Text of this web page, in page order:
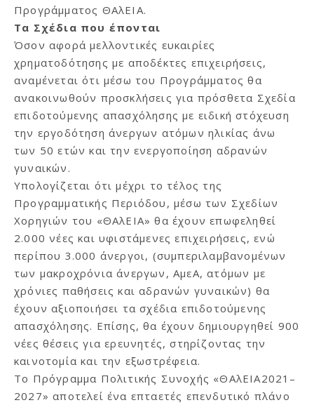
Προγράμματος ΘΑλΕΙΑ.
Τα Σχέδια που έπονται
Όσον αφορά μελλοντικές ευκαιρίες
χρηματοδότησης με αποδέκτες επιχειρήσεις,
αναμένεται ότι μέσω του Προγράμματος θα
ανακοινωθούν προσκλήσεις για πρόσθετα Σχεδία
επιδοτούμενης απασχόλησης με ειδική στόχευση
την εργοδότηση άνεργων ατόμων ηλικίας άνω
των 50 ετών και την ενεργοποίηση αδρανών
γυναικών.
Υπολογίζεται ότι μέχρι το τέλος της
Προγραμματικής Περιόδου, μέσω των Σχεδίων
Χορηγιών του «ΘΑλΕΙΑ» θα έχουν επωφεληθεί
2.000 νέες και υφιστάμενες επιχειρήσεις, ενώ
περίπου 3.000 άνεργοι, (συμπεριλαμβανομένων
των μακροχρόνια άνεργων, ΑμεΑ, ατόμων με
χρόνιες παθήσεις και αδρανών γυναικών) θα
έχουν αξιοποιήσει τα σχέδια επιδοτούμενης
απασχόλησης. Επίσης, θα έχουν δημιουργηθεί 900
νέες θέσεις για ερευνητές, στηρίζοντας την
καινοτομία και την εξωστρέφεια.
Το Πρόγραμμα Πολιτικής Συνοχής «ΘΑλΕΙΑ2021–
2027» αποτελεί ένα επταετές επενδυτικό πλάνο